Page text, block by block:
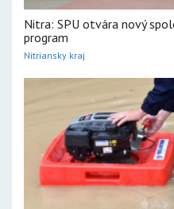
Nitra: SPU otvára nový
program
Nitriansky kraj